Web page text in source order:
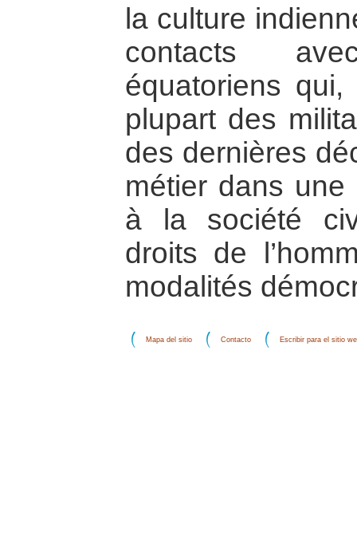
la culture
contacts
équatoriens
plupart des
des dernières
métier dans
à la société
droits de
modalités
Mapa del sitio Contacto Escribir para el sitio